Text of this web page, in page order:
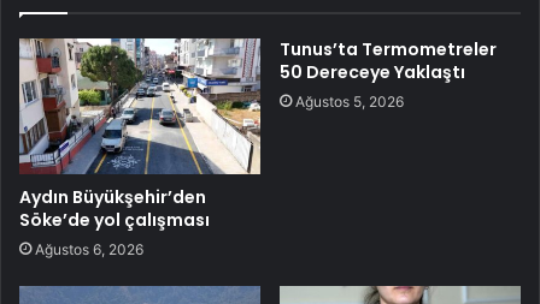
Aydın Büyükşehir’den
Söke’de yol çalışması
Ağustos 6, 2026
Tunus’ta Termometreler
50 Dereceye Yaklaştı
Ağustos 5, 2026